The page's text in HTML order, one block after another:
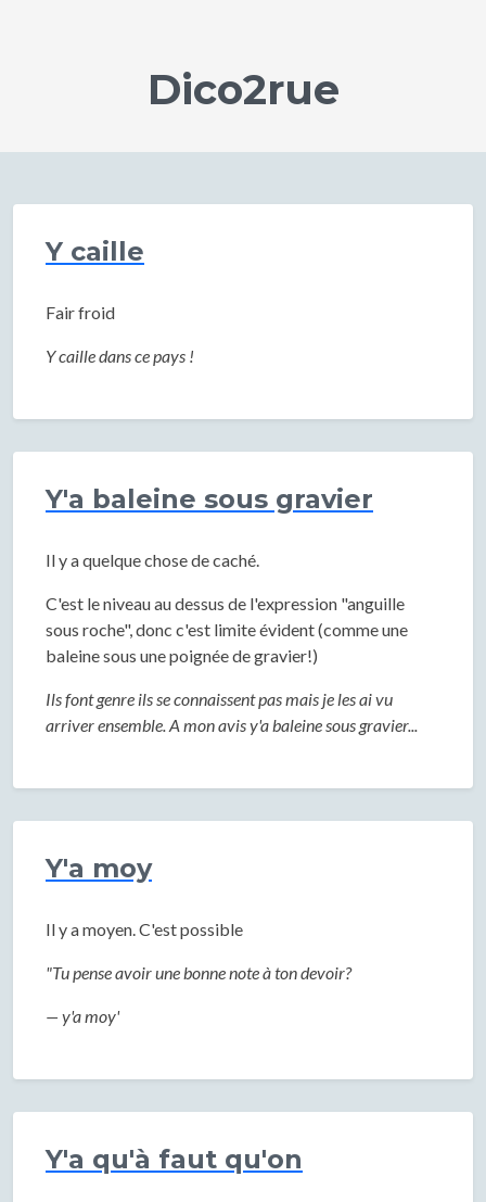
Dico2rue
Y caille
Fair froid
Y caille dans ce pays !
Y'a baleine sous gravier
Il y a quelque chose de caché.
C'est le niveau au dessus de l'expression "anguille
sous roche", donc c'est limite évident (comme une
baleine sous une poignée de gravier!)
Ils font genre ils se connaissent pas mais je les ai vu
arriver ensemble. A mon avis y'a baleine sous gravier...
Y'a moy
Il y a moyen. C'est possible
"Tu pense avoir une bonne note à ton devoir?
— y'a moy'
Y'a qu'à faut qu'on